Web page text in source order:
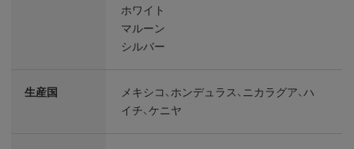
ホワイト
マルーン
シルバー
生産国
メキシコ、ホンデュラス、ニカラグア、ハ
イチ、ケニヤ